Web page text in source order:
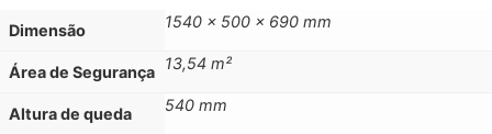
Dimensão 1540 x 500 x 690 mm
Área de Segurança 13,54 m²
Altura de queda 540 mm